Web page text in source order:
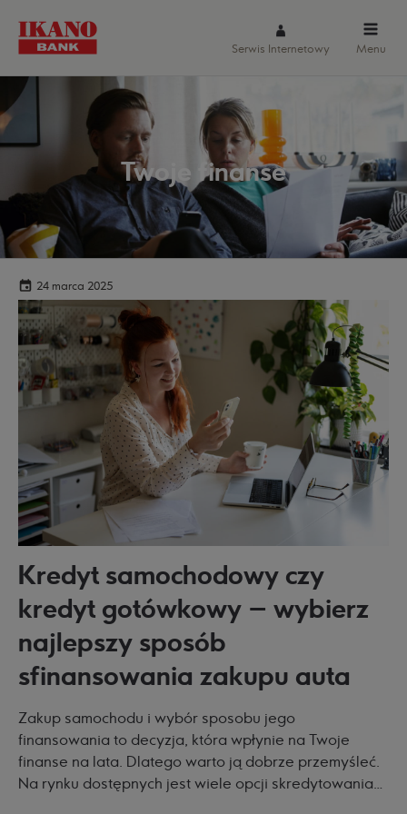
Menu
Serwis Internetowy
Twoje finanse
24 marca 2025
Kredyt samochodowy czy
kredyt gotówkowy – wybierz
najlepszy sposób
sfinansowania zakupu auta
Zakup samochodu i wybór sposobu jego
finansowania to decyzja, która wpłynie na Twoje
finanse na lata. Dlatego warto ją dobrze przemyśleć.
Na rynku dostępnych jest wiele opcji skredytowania